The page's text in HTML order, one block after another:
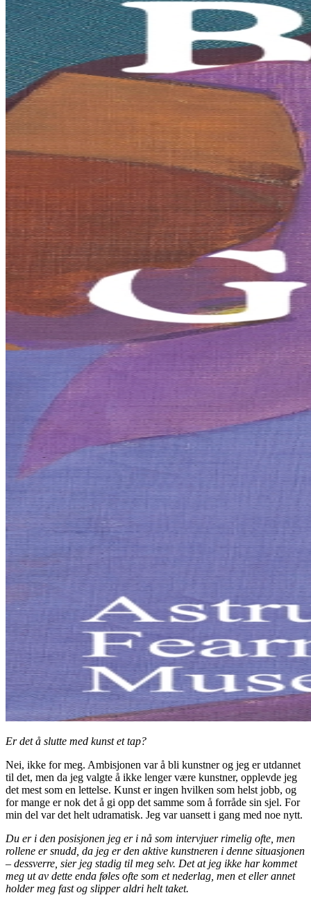
Er det å slutte med kunst et tap?
Nei, ikke for meg. Ambisjonen var å bli kunstner og jeg er utdannet
til det, men da jeg valgte å ikke lenger være kunstner, opplevde jeg
det mest som en lettelse. Kunst er ingen hvilken som helst jobb, og
for mange er nok det å gi opp det samme som å forråde sin sjel. For
min del var det helt udramatisk. Jeg var uansett i gang med noe nytt.
Du er i den posisjonen jeg er i nå som intervjuer rimelig ofte, men
rollene er snudd, da jeg er den aktive kunstneren i denne situasjonen
– dessverre, sier jeg stadig til meg selv. Det at jeg ikke har kommet
meg ut av dette enda føles ofte som et nederlag, men et eller annet
holder meg fast og slipper aldri helt taket.